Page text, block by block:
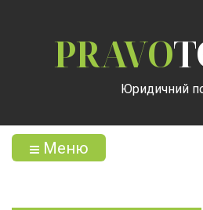
PRAVO
Юридичний
Меню